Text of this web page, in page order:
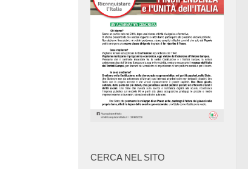
CERCA NEL SITO